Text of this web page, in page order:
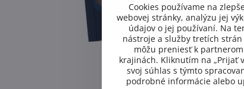
Cookies používame na
webovej stránky, analýzu jej
údajov o jej používaní. Na
nástroje a služby tretích
môžu preniesť k partnerom
krajinách. Kliknutím na „Prijať
svoj súhlas s týmto
podrobné informácie alebo